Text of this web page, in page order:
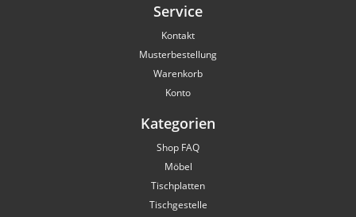
Service
Kontakt
Musterbestellung
Warenkorb
Konto
Kategorien
Shop FAQ
Möbel
Tischplatten
Tischgestelle